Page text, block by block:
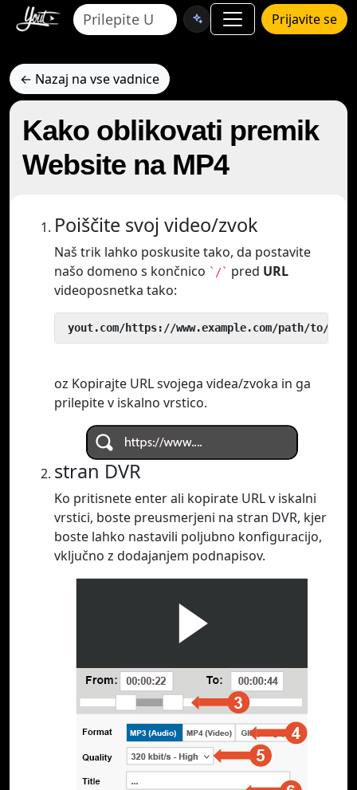
Prijavite se
← Nazaj na vse vadnice
Kako oblikovati premik
Website na MP4
Poiščite svoj video/zvok
Naš trik lahko poskusite tako, da postavite
našo domeno s končnico `/` pred URL
videoposnetka tako:
yout.com/https://www.example.com/path/to/
oz Kopirajte URL svojega videa/zvoka in ga
prilepite v iskalno vrstico.
stran DVR
Ko pritisnete enter ali kopirate URL v iskalni
vrstici, boste preusmerjeni na stran DVR, kjer
boste lahko nastavili poljubno konfiguracijo,
vključno z dodajanjem podnapisov.